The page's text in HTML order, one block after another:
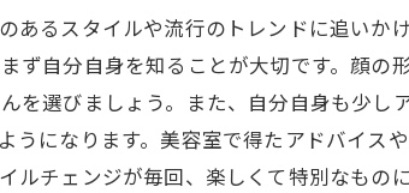
るスタイルや流行のトレンドに追いかけ
ず自分自身を知ることが大切です。顔の
を選びましょう。また、自分自身も少し
になります。美容室で得たアドバイス
ルチェンジが毎回、楽しくて特別なもの